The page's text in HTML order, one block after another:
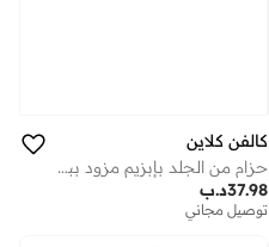
كالفن كلاين
حزام من الجلد بإبزيم مزود ببكرة
د.ب37.98
توصيل مجاني